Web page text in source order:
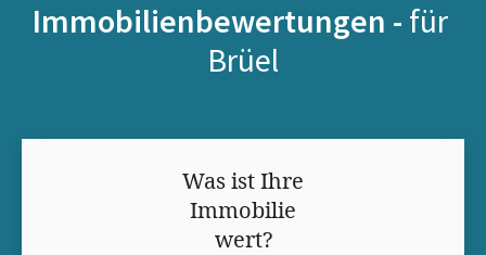
Immobilienbewertungen - für
Brüel
Was ist Ihre
Immobilie
wert?